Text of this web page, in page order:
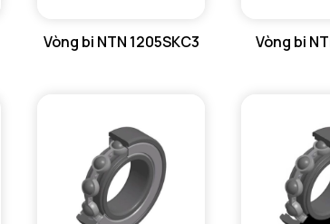
Vòng bi NTN 1205SKC3 Vòng bi